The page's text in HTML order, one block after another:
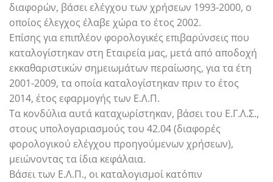
διαφορών, βάσει ελέγχου των χρήσεων 1993-2000, ο
οποίος έλεγχος έλαβε χώρα το έτος 2002.
Επίσης για επιπλέον φορολογικές επιβαρύνσεις που
καταλογίστηκαν στη Εταιρεία μας, μετά από αποδοχή
εκκαθαριστικών σημειωμάτων περαίωσης, για τα έτη
2001-2009, τα οποία καταλογίστηκαν πριν το έτος
2014, έτος εφαρμογής των Ε.Λ.Π.
Τα κονδύλια αυτά καταχωρίστηκαν, βάσει του Ε.Γ.Λ.Σ.,
στους υπολογαριασμούς του 42.04 (διαφορές
φορολογικού ελέγχου προηγούμενων χρήσεων),
μειώνοντας τα ίδια κεφάλαια.
Βάσει των Ε.Λ.Π., οι καταλογισμοί κατόπιν